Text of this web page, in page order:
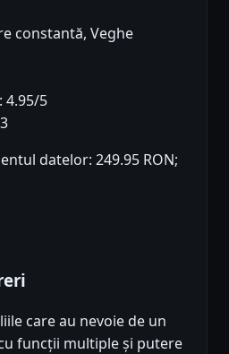
constantă, Veghe
4.95/5
datelor: 249.95 RON;
care au nevoie de un
funcții multiple și putere